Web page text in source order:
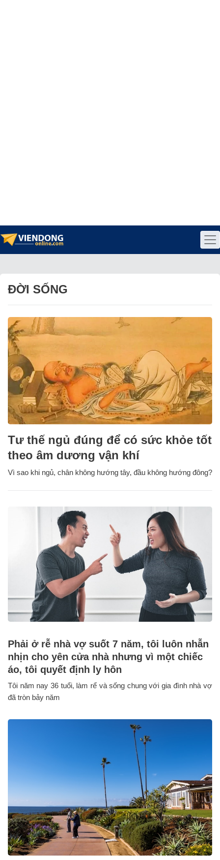
ĐỜI SỐNG
Tư thế ngủ đúng để có sức khỏe tốt
theo âm dương vận khí
Vì sao khi ngủ, chân không hướng tây, đầu không hướng đông?
Phải ở rễ nhà vợ suốt 7 năm, tôi luôn nhẫn
nhịn cho yên cửa nhà nhưng vì một chiếc
áo, tôi quyết định ly hôn
Tôi năm nay 36 tuổi, làm rể và sống chung với gia đình nhà vợ
đã tròn bảy năm